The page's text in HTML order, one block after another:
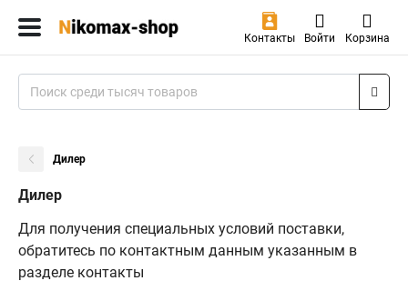
Контакты Войти Корзина
Дилер
Дилер
Для получения специальных условий поставки,
обратитесь по контактным данным указанным в
разделе контакты